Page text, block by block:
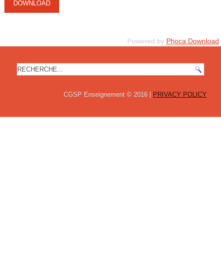
Powered by Phoca Download
CGSP Enseignement © 2016 | PRIVACY POLICY